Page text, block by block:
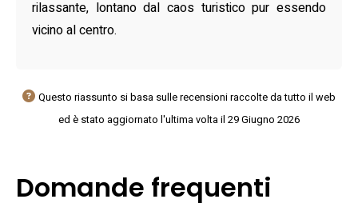
rilassante, lontano dal caos turistico pur essendo
vicino al centro.
Questo riassunto si basa sulle recensioni raccolte da tutto il web
ed è stato aggiornato l'ultima volta il 29 Giugno 2026
Domande frequenti